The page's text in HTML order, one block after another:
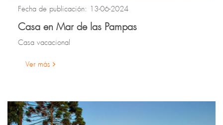
Fecha de publicación: 13-06-2024
Casa en Mar de las Pampas
Casa vacacional
Ver más